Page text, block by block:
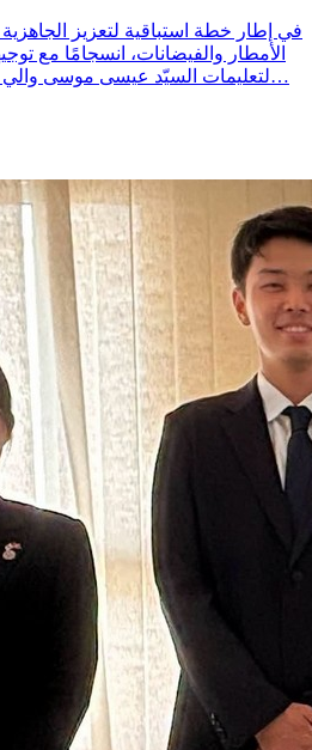
في إطار خطة استباقية لتعزيز
الأمطار والفيضانات، انسجامًا مع
لتعليمات السيّد عيسى موسى والي المنستير، وبإشراف ومتابعة…